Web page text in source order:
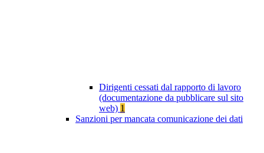
Dirigenti cessati dal rapporto di lavoro
(documentazione da pubblicare sul sito
web) 1
Sanzioni per mancata comunicazione dei dati